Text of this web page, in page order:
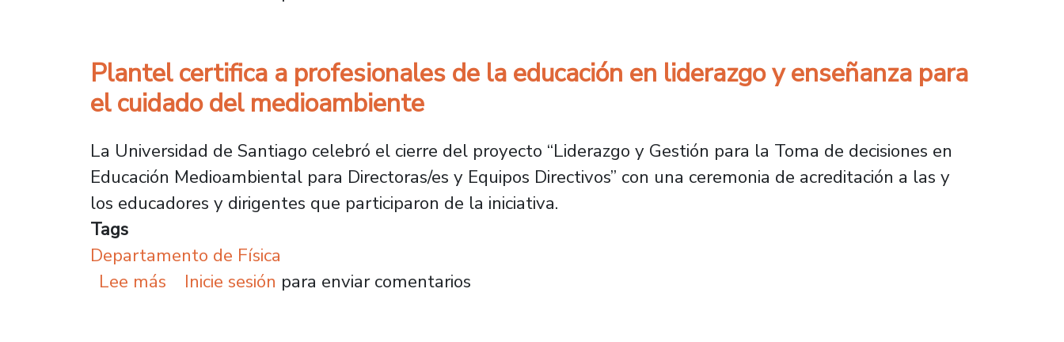
Plantel certifica a profesionales de la educación en liderazgo y enseñanza para
el cuidado del medioambiente
La Universidad de Santiago celebró el cierre del proyecto “Liderazgo y Gestión para la Toma de decisiones en
Educación Medioambiental para Directoras/es y Equipos Directivos” con una ceremonia de acreditación a las y
los educadores y dirigentes que participaron de la iniciativa.
Tags
Departamento de Física
Lee más sobre Plantel certifica a profesionales de la educación en liderazgo y enseñanza para el cuidado del
Inicie sesión para enviar comentarios